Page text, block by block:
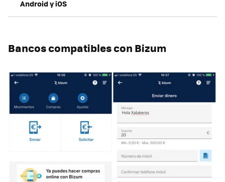
Android y iOS
Bancos compatibles con Bizum